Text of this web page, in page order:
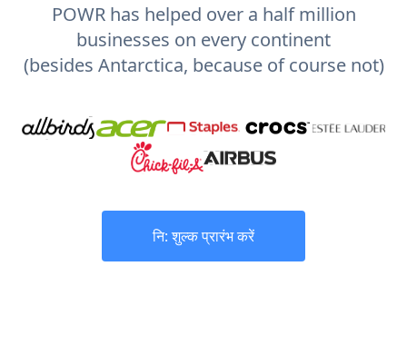
POWR has helped over a half million
businesses on every continent
(besides Antarctica, because of course not)
नि: शुल्क प्रारंभ करें